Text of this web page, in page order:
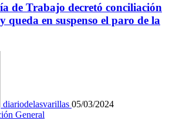
de Trabajo decretó conciliación
queda en suspenso el paro de la
diariodelasvarillas 05/03/2024
General